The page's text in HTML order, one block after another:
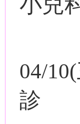
04/10(
診